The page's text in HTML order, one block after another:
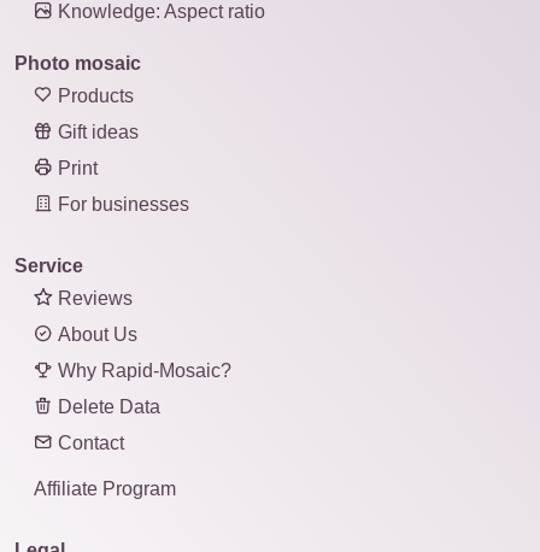
Knowledge: Aspect ratio
Photo mosaic
Products
Gift ideas
Print
For businesses
Service
Reviews
About Us
Why Rapid-Mosaic?
Delete Data
Contact
Affiliate Program